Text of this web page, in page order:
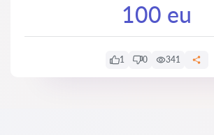
100 eu
1 0 341